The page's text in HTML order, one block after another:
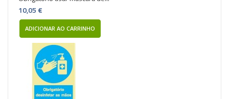
10,05 €
ADICIONAR AO CARRINHO